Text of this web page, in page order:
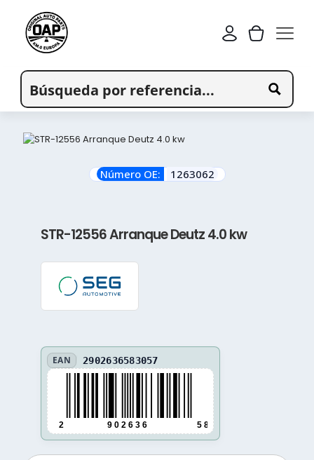
Número OE: 1263062
STR-12556 Arranque Deutz 4.0 kw
EAN 2902636583057
2 9 0 2 6 3 6 5 8 3 0 5 7